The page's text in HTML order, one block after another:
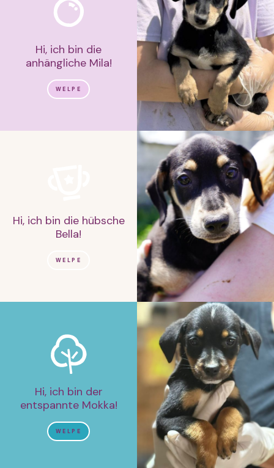
Hi, ich bin die
anhängliche Mila!
WELPE
Hi, ich bin die hübsche
Bella!
WELPE
Hi, ich bin der
entspannte Mokka!
WELPE